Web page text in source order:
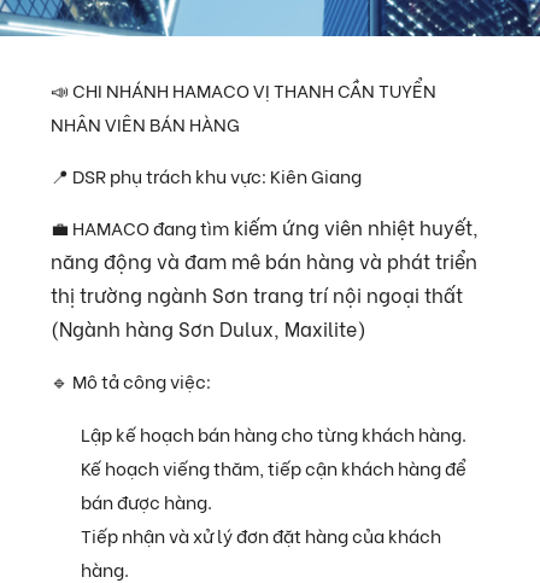
📣 CHI NHÁNH HAMACO VỊ THANH CẦN TUYỂN
NHÂN VIÊN BÁN HÀNG
📍 DSR phụ trách khu vực: Kiên Giang
💼 HAMACO đang tìm kiếm ứng viên nhiệt huyết,
năng động và đam mê bán hàng và phát triển
thị trường ngành Sơn trang trí nội ngoại thất
(Ngành hàng Sơn Dulux, Maxilite)
🔹 Mô tả công việc:
Lập kế hoạch bán hàng cho từng khách hàng.
Kế hoạch viếng thăm, tiếp cận khách hàng để
bán được hàng.
Tiếp nhận và xử lý đơn đặt hàng của khách
hàng.